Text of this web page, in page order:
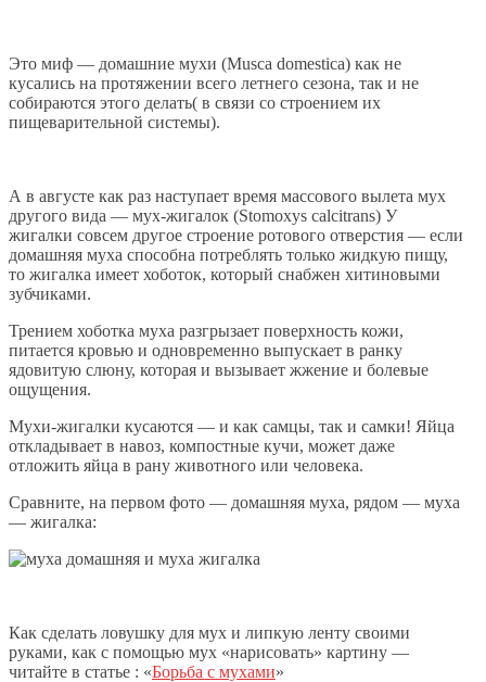
Это миф — домашние мухи (Musca domestica) как не
кусались на протяжении всего летнего сезона, так и не
собираются этого делать( в связи со строением их
пищеварительной системы).
А в августе как раз наступает время массового вылета мух
другого вида — мух-жигалок (Stomoxys calcitrans) У
жигалки совсем другое строение ротового отверстия — если
домашняя муха способна потреблять только жидкую пищу,
то жигалка имеет хоботок, который снабжен хитиновыми
зубчиками.
Трением хоботка муха разгрызает поверхность кожи,
питается кровью и одновременно выпускает в ранку
ядовитую слюну, которая и вызывает жжение и болевые
ощущения.
Мухи-жигалки кусаются — и как самцы, так и самки! Яйца
откладывает в навоз, компостные кучи, может даже
отложить яйца в рану животного или человека.
Сравните, на первом фото — домашняя муха, рядом — муха
— жигалка:
Как сделать ловушку для мух и липкую ленту своими
руками, как с помощью мух «нарисовать» картину —
читайте в статье : «Борьба с мухами»